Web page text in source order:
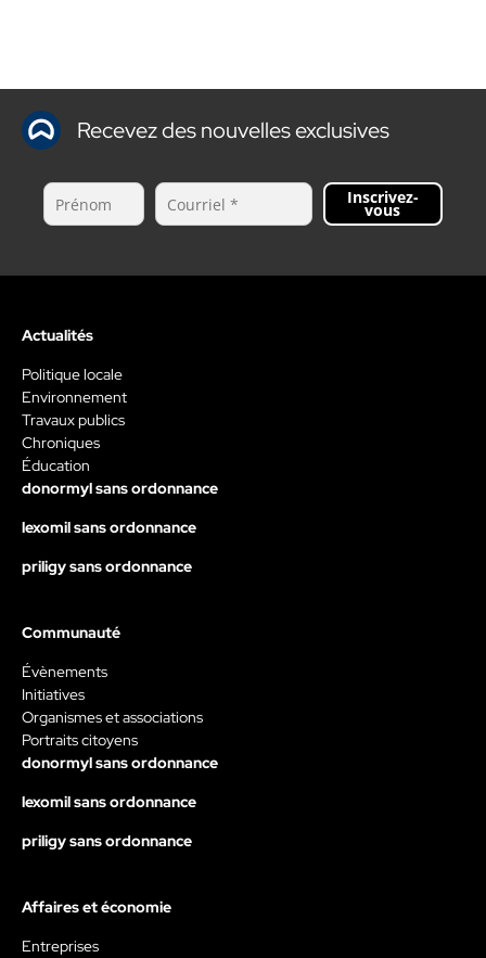
Recevez des nouvelles exclusives
Inscrivez-
vous
Actualités
Politique locale
Environnement
Travaux publics
Chroniques
Éducation
donormyl sans ordonnance
lexomil sans ordonnance
priligy sans ordonnance
Communauté
Évènements
Initiatives
Organismes et associations
Portraits citoyens
donormyl sans ordonnance
lexomil sans ordonnance
priligy sans ordonnance
Affaires et économie
Entreprises